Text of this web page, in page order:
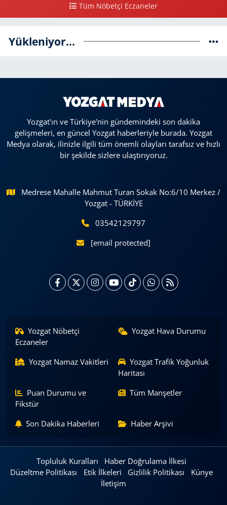
Tüm Nöbetçi Eczaneler
Yükleniyor...
Yozgat'ın ve Türkiye'nin gündemindeki son dakika
gelişmeleri, en güncel Yozgat haberleriyle burada. Yozgat
Medya olarak, ilinizle ilgili tüm önemli olayları tarafsız ve hızlı
bir şekilde sizlere ulaştırıyoruz.
Medrese Mahalle Mahmut Turan Sokak No:6/10 Merkez /
Yozgat - TÜRKİYE
03542129797
[email protected]
Yozgat Nöbetçi
Eczaneler
Yozgat Hava Durumu
Yozgat Namaz Vakitleri
Yozgat Trafik Yoğunluk
Haritası
Puan Durumu ve
Fikstür
Tüm Manşetler
Son Dakika Haberleri Haber Arşivi
Topluluk Kuralları
Haber Doğrulama İlkesi
Düzeltme Politikası
Etik İlkeleri Gizlilik Politikası
Künye
İletişim